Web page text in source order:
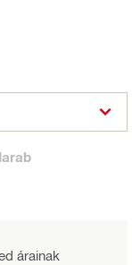
árainak